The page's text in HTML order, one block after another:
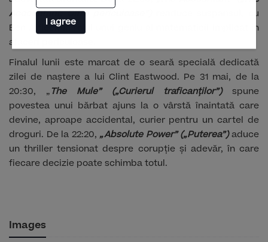
I agree
Accountant: Cifre periculoase”)
readuce suspansul, cu
Ben Affleck în rolul unui geniu al matematicii implicat în
afaceri periculoase.
Finalul lunii este marcat de o seară specială dedicată
zilei de naștere a lui Clint Eastwood. Pe 31 mai, de la
20:30, „ The Mule” („Curierul traficanților”)spune
povestea unui bărbat ajuns la o vârstă înaintată care
devine, aproape accidental, curier pentru un cartel de
droguri. De la 22:20, „Absolute Power” („Puterea”)aduce
un thriller tensionat despre corupție și adevăr, în care
fiecare decizie poate schimba totul.
Images